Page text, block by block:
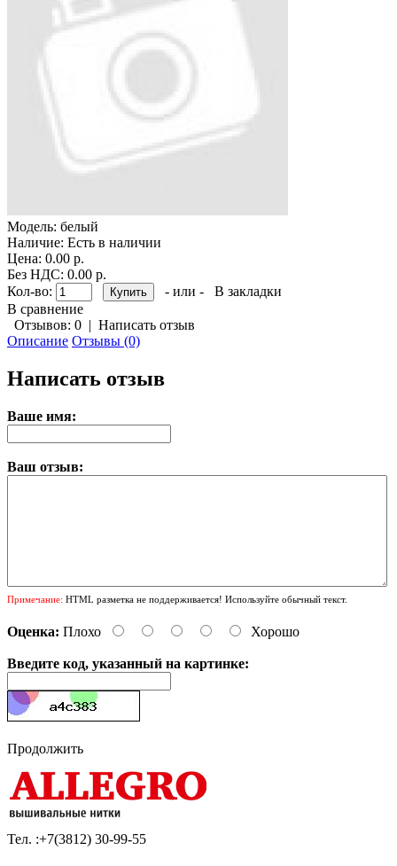
Модель: белый
Наличие: Есть в наличии
Цена: 0.00 р.
Без НДС: 0.00 р.
Кол-во:
- или -
В закладки
В сравнение
Отзывов: 0 | Написать отзыв
Описание Отзывы (0)
Написать отзыв
Ваше имя:
Ваш отзыв:
Примечание: HTML разметка не поддерживается! Используйте обычный текст.
Оценка: Плохо Хорошо
Введите код, указанный на картинке:
Продолжить
Тел. :+7(3812) 30-99-55